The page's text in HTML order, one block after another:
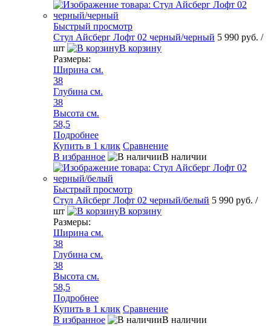
Быстрый просмотр
Стул Айсберг Лофт 02 черный/черный 5 990 руб. /
шт
В корзину
Размеры:
Ширина см.
38
Глубина см.
38
Высота см.
58,5
Подробнее
Купить в 1 клик Сравнение
В избранное
В наличии
Быстрый просмотр
Стул Айсберг Лофт 02 черный/белый 5 990 руб. /
шт
В корзину
Размеры:
Ширина см.
38
Глубина см.
38
Высота см.
58,5
Подробнее
Купить в 1 клик Сравнение
В избранное
В наличии